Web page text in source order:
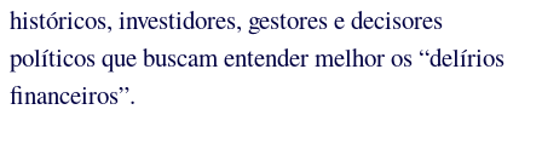
históricos, investidores, gestores e decisores
políticos que buscam entender melhor os “delírios
financeiros”.